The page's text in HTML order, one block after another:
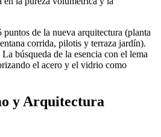
puntos de la nueva arquitectura (planta
corrida, pilotis y terraza jardín).
La búsqueda de la esencia con el lema
el acero y el vidrio como
y Arquitectura